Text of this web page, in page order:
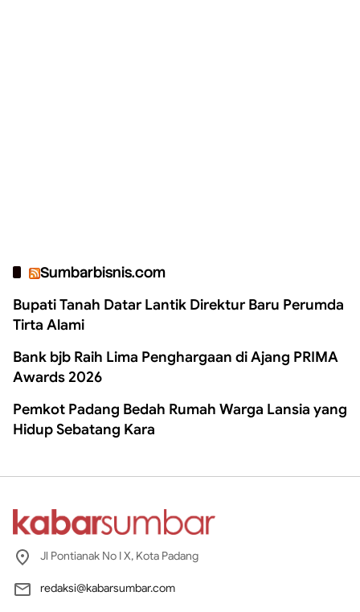
Sumbarbisnis.com
Bupati Tanah Datar Lantik Direktur Baru Perumda
Tirta Alami
Bank bjb Raih Lima Penghargaan di Ajang PRIMA
Awards 2026
Pemkot Padang Bedah Rumah Warga Lansia yang
Hidup Sebatang Kara
Jl Pontianak No I X, Kota Padang
redaksi@kabarsumbar.com